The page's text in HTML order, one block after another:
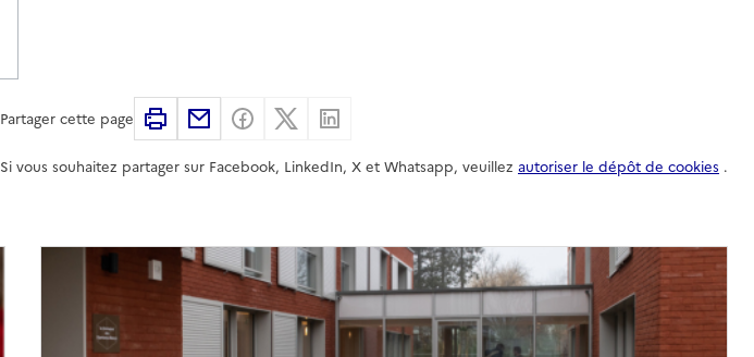
Partager cette page ImprimerPartager par email
Partager sur Facebook
Partager sur X
Si vous souhaitez partager sur Facebook, LinkedIn, X et Whatsapp, veuillez autoriser le dépôt de cookies .